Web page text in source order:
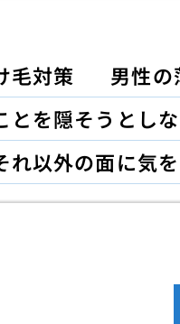
毛対策
男性の
とを隠そうとしな
れ以外の面に気